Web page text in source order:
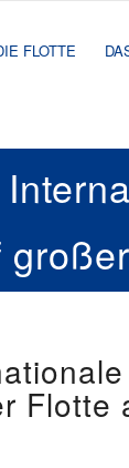
FLOTTE
Flotte